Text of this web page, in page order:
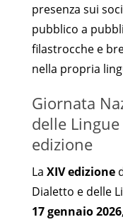
presenza sui
pubblico a
filastrocche e
nella propria
Giornata
delle
edizione
La XIV edizione
Dialetto e delle
17 gennaio 2026